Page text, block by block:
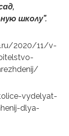
школу”.
2020/11/v-
vydelyat-
dlya-